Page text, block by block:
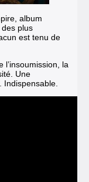
album
plus
est tenu de
l’insoumission, la
Une